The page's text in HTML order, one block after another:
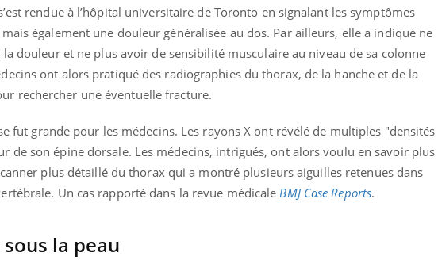
rendue à l’hôpital universitaire de Toronto en signalant les symptômes
également une douleur généralisée au dos. Par ailleurs, elle a indiqué ne
douleur et ne plus avoir de sensibilité musculaire au niveau de sa colonne
ont alors pratiqué des radiographies du thorax, de la hanche et de la
rechercher une éventuelle fracture.
fut grande pour les médecins. Les rayons X ont révélé de multiples "densités
de son épine dorsale. Les médecins, intrigués, ont alors voulu en savoir plus
plus détaillé du thorax qui a montré plusieurs aiguilles retenues dans
Un cas rapporté dans la revue médicale BMJ Case Reports.
la peau